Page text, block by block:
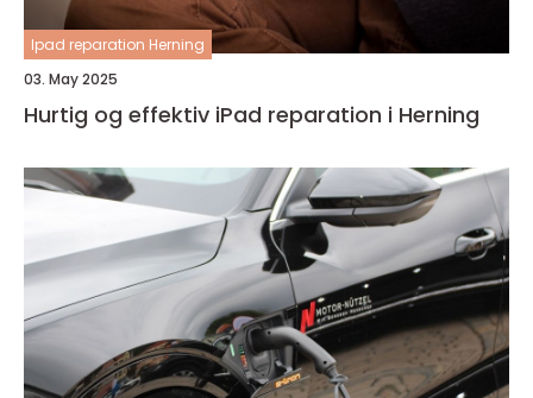
Ipad reparation Herning
03. May 2025
Hurtig og effektiv iPad reparation i Herning